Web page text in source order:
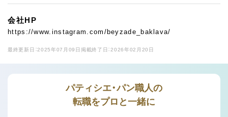
会社HP
https://www.instagram.com/beyzade_baklava/
最終更新日：2025年07月09日 掲載終了日：2026年02月20日
パティシエ・パン職人の
転職をプロと一緒に